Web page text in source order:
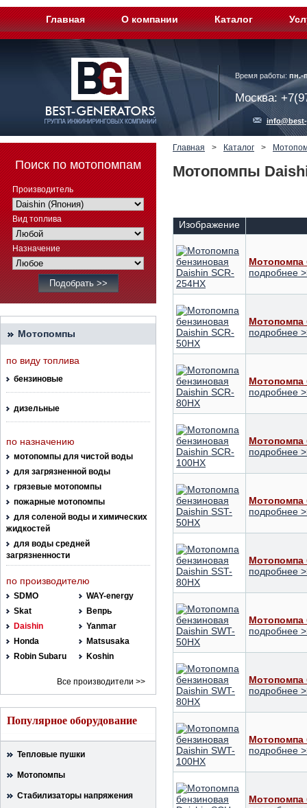
Главная О компании Каталог
Время работы: пн.-
Москва:
Поиск по мотопомпам
Производитель
Вид топлива
Назначение
Мотопомпы
по виду топлива
бензиновые
дизельные
по назначению
мотопомпы для чистой воды
для загрязненной воды
грязевые мотопомпы
пожарные мотопомпы
для соленой воды и химических
жидкостей
для воды средней
загрязненности
по производителю
SDMO
WAY-energy
Skat
Вепрь
Daishin
Yanmar
Honda
Matsusaka
Robin Subaru
Koshin
Все производители >>
Популярное оборудование
Тепловые пушки
Мотопомпы
Стабилизаторы напряжения
Главная > Каталог >
Мотопомпы
Изображение
Мотопомпа
подробнее
Мотопомпа
подробнее
Мотопомпа
подробнее
Мотопомпа
подробнее
Мотопомпа
подробнее
Мотопомпа
подробнее
Мотопомпа
подробнее
Мотопомпа
подробнее
Мотопомпа
подробнее
Мотопомпа